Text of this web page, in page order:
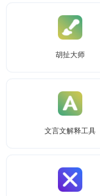
胡扯大师
文言文解释工具